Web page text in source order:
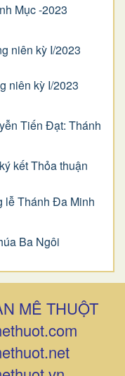
Mục -2023
niên kỳ I/2023
niên kỳ I/2023
Tiến Đạt: Thánh
kết Thỏa thuận
lễ Thánh Đa Minh
Ba Ngôi
MÊ THUỘT